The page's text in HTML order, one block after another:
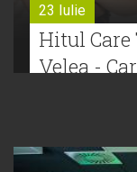
23 Iulie
Hitul Care
Velea -
Bătălie